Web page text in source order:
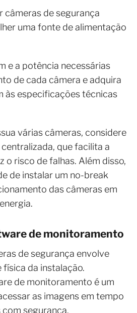
câmeras de segurança
uma fonte de alimentação
e a potência necessárias
de cada câmera e adquira
às especificações técnicas
várias câmeras, considere
que facilita a
o risco de falhas. Além disso,
de instalar um no-break
das câmeras em
de monitoramento
de segurança envolve
física da instalação.
de monitoramento é um
as imagens em tempo
com segurança.